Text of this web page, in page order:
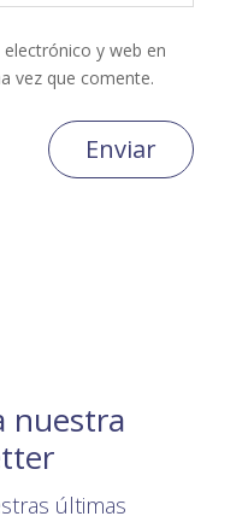
y web en
vez que comente.
Enviar
nuestra
últimas